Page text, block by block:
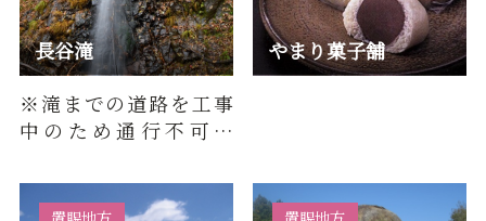
長谷滝
※滝までの道路を工事
中のため通行不可能
態：直瀑難易度：上級
所要時間：約15…
やまり菓子舗